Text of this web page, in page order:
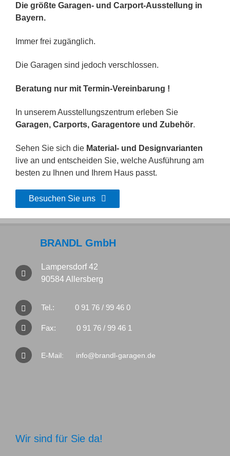
Die größte Garagen- und Carport-Ausstellung in
Bayern.
Immer frei zugänglich.
Die Garagen sind jedoch verschlossen.
Beratung nur mit Termin-Vereinbarung !
In unserem Ausstellungszentrum erleben Sie
Garagen, Carports, Garagentore und Zubehör.
Sehen Sie sich die Material- und Designvarianten
live an und entscheiden Sie, welche Ausführung am
besten zu Ihnen und Ihrem Haus passt.
Besuchen Sie uns
BRANDL GmbH
Lampersdorf 42
90584 Allersberg
Tel.: 0 91 76 / 99 46 0
Fax: 0 91 76 / 99 46 1
E-Mail: info@brandl-garagen.de
Wir sind für Sie da!